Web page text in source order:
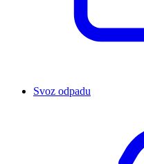
Svoz odpadu